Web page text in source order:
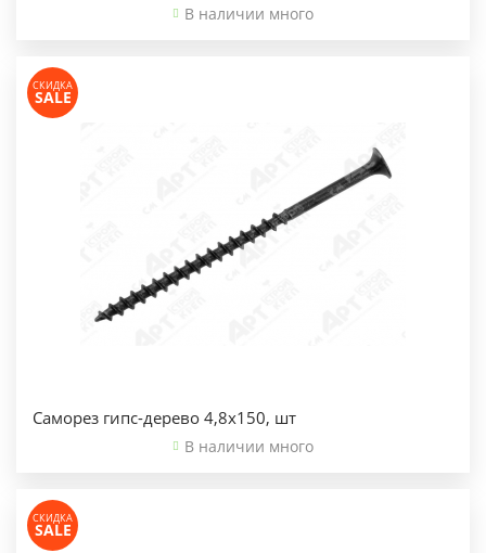
В наличии много
СКИДКА
SALE
Саморез гипс-дерево 4,8х150, шт
В наличии много
СКИДКА
SALE